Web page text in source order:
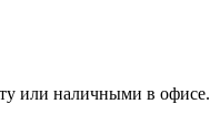
или наличными в офисе.